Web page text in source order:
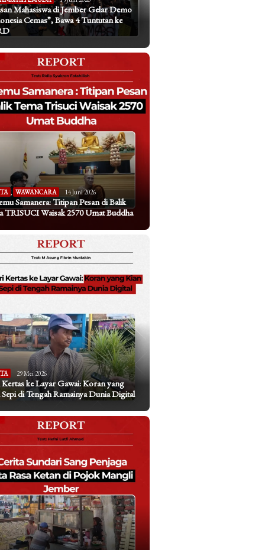
Mahasiswa di Jember Gelar Demo
Cemas”, Bawa 4 Tuntutan ke
WAWANCARA 14 Juni 2026
Samanera: Titipan Pesan di Balik
TRISUCI Waisak 2570 Umat Buddha
29 Mei 2026
ke Layar Gawai: Koran yang
di Tengah Ramainya Dunia Digital